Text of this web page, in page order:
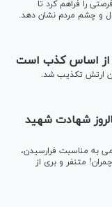
را فراهم کرد تا
و چشم مردم نشان دهد.
از اساس کذب است
ارتش تکذیب شد.
شهادت شهید
به مناسبت فرارسیدن،
متنفر و بری از